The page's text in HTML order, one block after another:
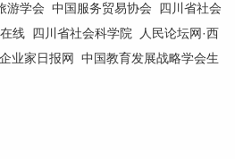
游学会 中国服务贸易协会
四川省社会
线 四川省社会科学院
人民论坛网·西
企业家日报网
中国教育发展战略学会生